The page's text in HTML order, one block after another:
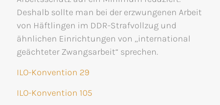
Deshalb sollte man bei der erzwungenen Arbeit
von Häftlingen im DDR-Strafvollzug und
ähnlichen Einrichtungen von „international
geächteter Zwangsarbeit“ sprechen.
ILO-Konvention 29
ILO-Konvention 105